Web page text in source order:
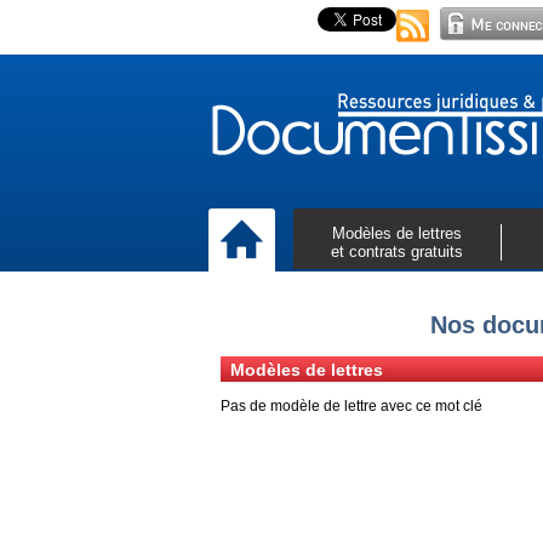
Modèles de lettres
et contrats gratuits
Nos
Modèles de lettres
Pas de modèle de lettre avec ce mot clé